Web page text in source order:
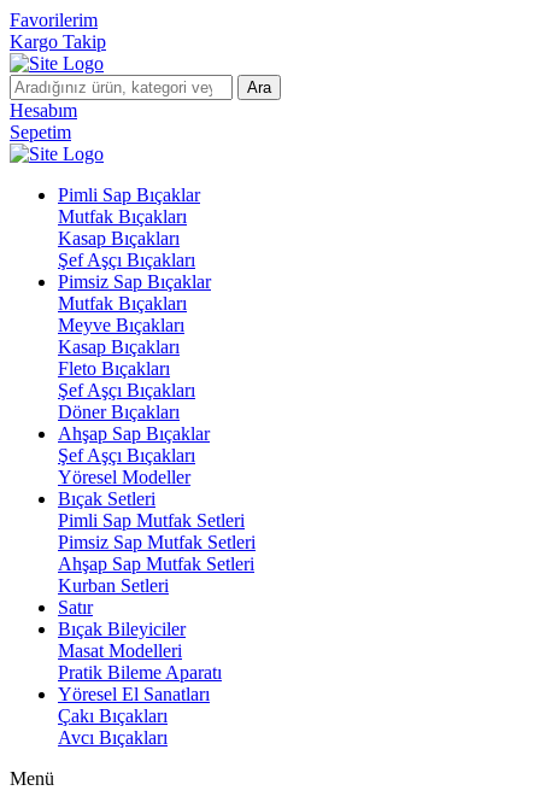
Favorilerim
Kargo Takip
Ara
Hesabım
Sepetim
Pimli Sap Bıçaklar
Mutfak Bıçakları
Kasap Bıçakları
Şef Aşçı Bıçakları
Pimsiz Sap Bıçaklar
Mutfak Bıçakları
Meyve Bıçakları
Kasap Bıçakları
Fleto Bıçakları
Şef Aşçı Bıçakları
Döner Bıçakları
Ahşap Sap Bıçaklar
Şef Aşçı Bıçakları
Yöresel Modeller
Bıçak Setleri
Pimli Sap Mutfak Setleri
Pimsiz Sap Mutfak Setleri
Ahşap Sap Mutfak Setleri
Kurban Setleri
Satır
Bıçak Bileyiciler
Masat Modelleri
Pratik Bileme Aparatı
Yöresel El Sanatları
Çakı Bıçakları
Avcı Bıçakları
Menü